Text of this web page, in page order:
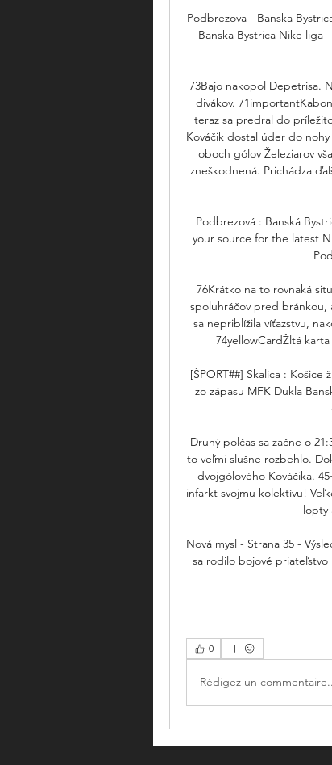
Podbrezova - Banska
Banska Bystrica Nike liga
73Bajo nakopol Depetrisa.
divákov.
teraz sa predral do
Kováčik dostal úder do
oboch gólov Železiarov
zneškodnená. Prichádza
Podbrezová : Banská
your source for the latest
76Krátko na to rovnaká
spoluhráčov pred bránkou,
sa nepriblížila víťazstvu,
74yellowCardŽltá
[ŠPORT##] Skalica :
zo zápasu MFK Dukla
Druhý polčas sa začne o
to veľmi slušne rozbehlo.
dvojgólového Kováčika.
infarkt svojmu kolektívu!
lopty
Nová mysl - Strana 35 -
sa rodilo bojové priateľstvo
0
Rédigez un